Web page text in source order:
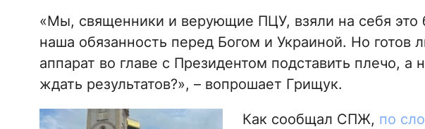
«Мы, священники и верующие ПЦУ, взяли на себя это
наша обязанность перед Богом и Украиной. Но готов
аппарат во главе с Президентом подставить плечо, а
ждать результатов?», – вопрошает Грищук.
Как сообщал СПЖ, по